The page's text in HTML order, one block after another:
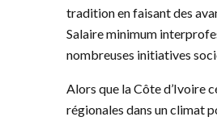
tradition en faisant des
Salaire minimum
nombreuses initiatives
Alors que la Côte d’Ivoire
régionales dans un climat